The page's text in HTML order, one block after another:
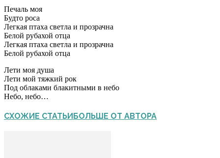
Печаль моя
Будто роса
Легкая птаха светла и прозрачна
Белой рубахой отца
Легкая птаха светла и прозрачна
Белой рубахой отца
Лети моя душа
Лети мой тяжкий рок
Под облаками блакитными в небо
Небо, небо…
СХОЖИЕ СТАТЬИБОЛЬШЕ ОТ АВТОРА